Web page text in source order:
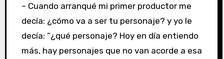
– Cuando arranqué mi primer productor me
decía: ¿cómo va a ser tu personaje? y yo le
decía: “¿qué personaje? Hoy en día entiendo
más, hay personajes que no van acorde a esa